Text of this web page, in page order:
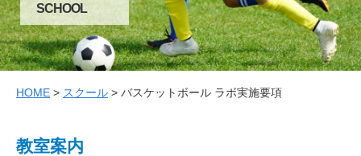
SCHOOL
HOME > スクール > バスケットボール ラボ実施要項
教室案内